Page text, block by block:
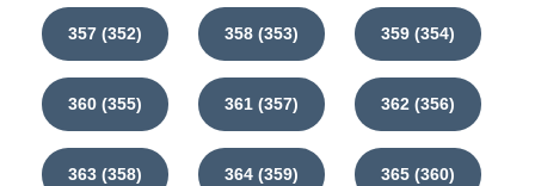
357 (352) 358 (353) 359 (354)
360 (355) 361 (357) 362 (356)
363 (358) 364 (359) 365 (360)